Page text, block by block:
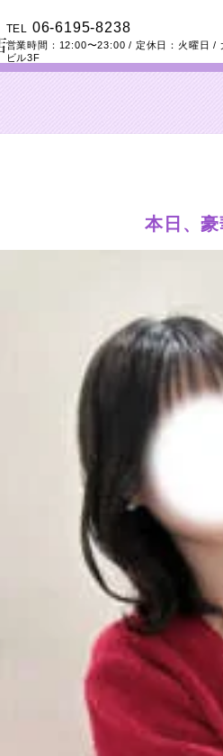
TEL 06-6195-8238
営業時間： 12:00〜23:00 / 定休日：火曜日 /
ビル3F
本日、豪